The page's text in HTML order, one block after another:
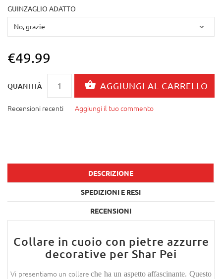
GUINZAGLIO ADATTO
€49.99
QUANTITÀ
Recensioni recenti Aggiungi il tuo commento
DESCRIZIONE
SPEDIZIONI E RESI
RECENSIONI
Collare in cuoio con pietre azzurre
decorative per Shar Pei
Vi presentiamo un collareche ha un aspetto affascinante. Questo